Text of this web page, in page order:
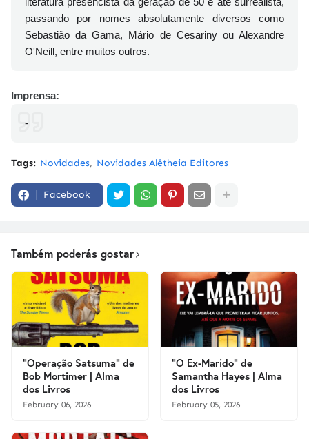
passando por nomes absolutamente diversos como
Sebastião da Gama, Mário de Cesariny ou Alexandre
O'Neill, entre muitos outros.
Imprensa:
-
Tags: Novidades Novidades Alêtheia Editores
Facebook
Também poderás gostar
"Operação Satsuma" de
Bob Mortimer | Alma
dos Livros
February 06, 2026
"O Ex-Marido" de
Samantha Hayes | Alma
dos Livros
February 05, 2026